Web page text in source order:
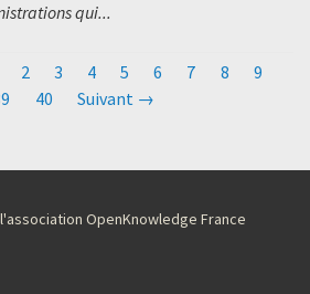
qui...
2 3 4 5 6 7 8
9
40 Suivant →
OpenKnowledge France